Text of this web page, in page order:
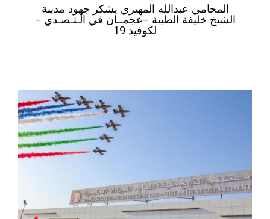
المحامي عبدالله المهيري يشكر جهود مدينة
الشيخ خليفة الطبية –عجمــان في الـتـصـدي –
لكوفيد 19